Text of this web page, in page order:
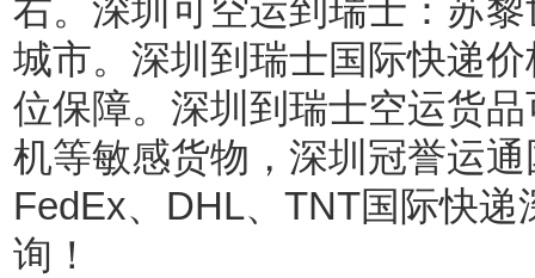
右。深圳可空运到瑞士：苏
城市。深圳到瑞士国际快递
位保障。深圳到瑞士空运货
机等敏感货物，深圳冠誉运
FedEx、DHL、TNT国际快
询！